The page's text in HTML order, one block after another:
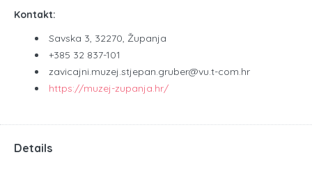
Kontakt:
Savska 3, 32270, Županja
+385 32 837-101
zavicajni.muzej.stjepan.gruber@vu.t-com.hr
https://muzej-zupanja.hr/
Details